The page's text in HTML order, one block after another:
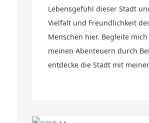
Lebensgefühl dieser Stadt
Vielfalt und Freundlichkeit
Menschen hier. Begleite
meinen Abenteuern durch
entdecke die Stadt mit